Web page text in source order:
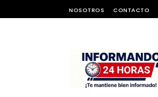
NOSOTROS CONTACTO